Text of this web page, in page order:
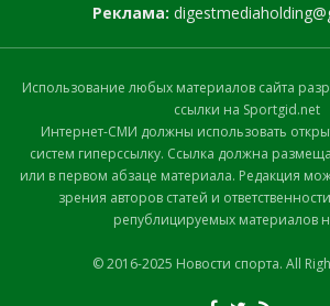
Реклама:
Использование любых материалов сайта
ссылки на Sportgid.net
Интернет-СМИ должны использовать
систем гиперссылку. Ссылка должна
или в первом абзаце материала. Редакция
зрения авторов статей и
републицируемых материалов
© 2016-2025 Новости спорта. All